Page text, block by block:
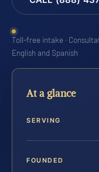
Toll-free intake ·
English and Spanish
At a glance
SERVING
FOUNDED